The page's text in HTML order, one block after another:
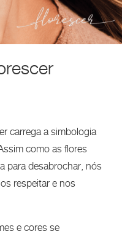
carrega a simbologia
como as flores
para desabrochar, nós
respeitar e nos
e cores se